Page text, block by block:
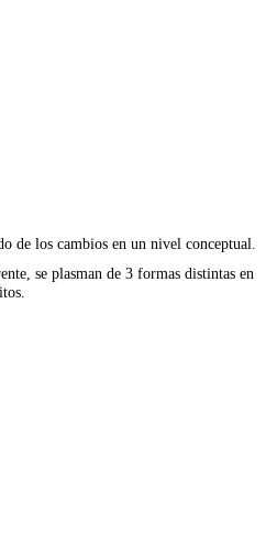
de los cambios en un nivel conceptual.
se plasman de 3 formas distintas en